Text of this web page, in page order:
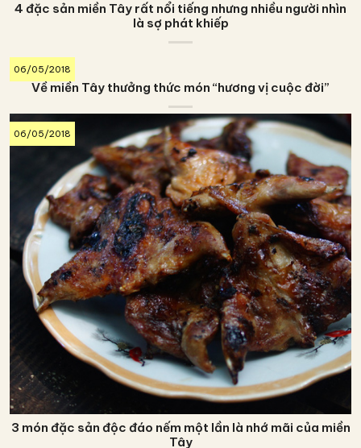
4 đặc sản miền Tây rất nổi tiếng nhưng nhiều người nhìn
là sợ phát khiếp
06/05/2018
Về miền Tây thưởng thức món “hương vị cuộc đời”
06/05/2018
3 món đặc sản độc đáo nếm một lần là nhớ mãi của miền
Tây